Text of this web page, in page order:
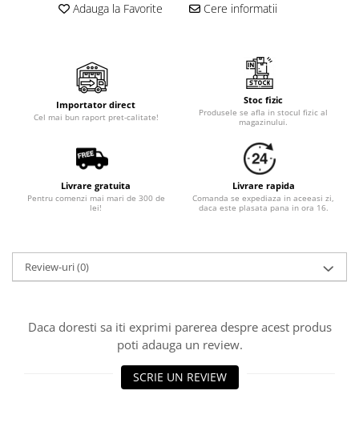
Adauga la Favorite Cere informatii
Importator direct
Cel mai bun raport pret-calitate!
Stoc fizic
Produsele se afla in stocul fizic al
magazinului.
Livrare gratuita
Pentru comenzi mai mari de 300 de
lei!
Livrare rapida
Comanda se expediaza in aceeasi zi,
daca este plasata pana in ora 16.
Review-uri(0)
Daca doresti sa iti exprimi parerea despre acest produs
poti adauga un review.
SCRIE UN REVIEW